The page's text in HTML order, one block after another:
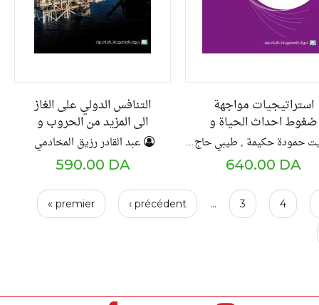
التنافس الدولي على الغاز
الى المزيد من الحروب و
المفاجآت
عبد القادر رزيق المخادمي
590.00 DA
استراتيجيات مواجهة
ضغوط احداث الحياة و
بالصحة النفسية و
الجسدية
ايت حمودة حكيمة , طيبي حاج , ديهية ايت حمودة
640.00 DA
e
« premier ‹ précédent … 3 4